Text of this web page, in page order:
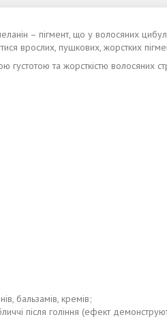
– пігмент, що у волосяних
врослих, пушкових, жорстких
густотою та жорсткістю волосяних
бальзамів, кремів;
після гоління (ефект